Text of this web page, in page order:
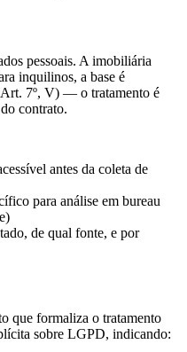
pessoais. A imobiliária
inquilinos, a base é
7º, V) — o tratamento é
contrato.
antes da coleta de
para análise em bureau
de qual fonte, e por
que formaliza o tratamento
sobre LGPD, indicando: